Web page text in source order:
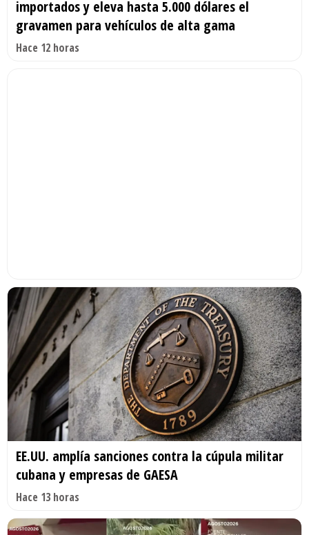
importados y eleva hasta 5.000 dólares el
gravamen para vehículos de alta gama
Hace 12 horas
EE.UU. amplía sanciones contra la cúpula militar
cubana y empresas de GAESA
Hace 13 horas